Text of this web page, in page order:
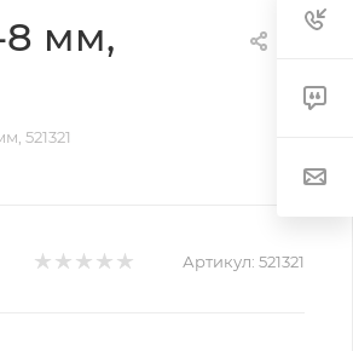
8 мм,
521321
Артикул: 521321